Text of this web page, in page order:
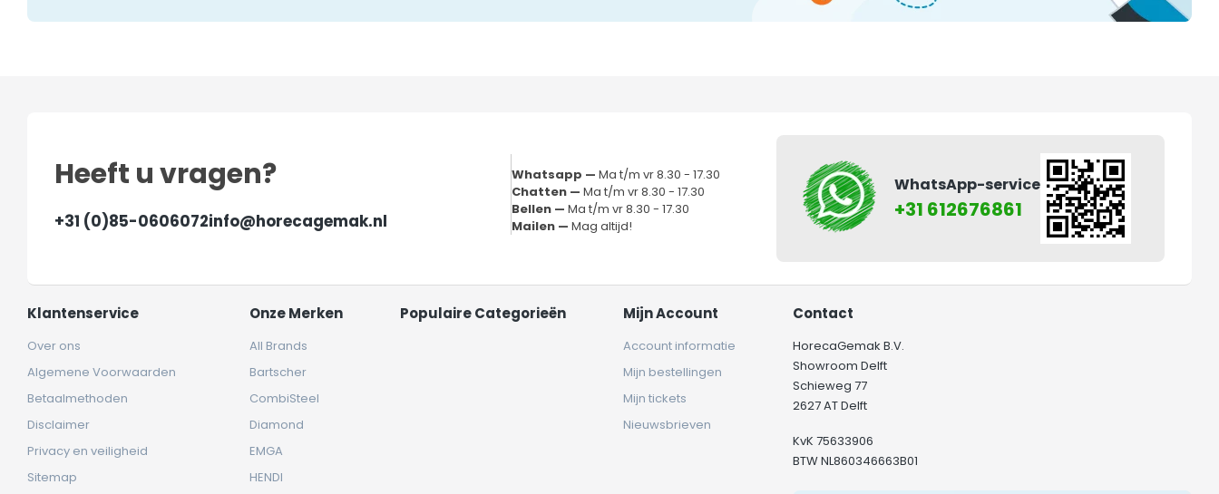
Heeft u vragen?
+31 (0)85-0606072info@horecagemak.nl
Whatsapp —Ma t/m vr 8.30 - 17.30
Chatten —Ma t/m vr 8.30 - 17.30
Bellen —Ma t/m vr 8.30 - 17.30
Mailen —Mag altijd!
WhatsApp-service
+31 612676861
Klantenservice
Over ons
Algemene Voorwaarden
Betaalmethoden
Disclaimer
Privacy en veiligheid
Sitemap
Onze Merken
All Brands
Bartscher
CombiSteel
Diamond
EMGA
HENDI
Populaire Categorieën Mijn Account
Account informatie
Mijn bestellingen
Mijn tickets
Nieuwsbrieven
Contact
HorecaGemak B.V.
Showroom Delft
Schieweg 77
2627 AT Delft
KvK 75633906
BTW NL860346663B01